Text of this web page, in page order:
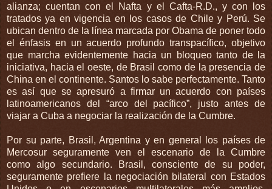
alianza; cuentan con el Nafta y el Cafta-R.D., y con los
tratados ya en vigencia en los casos de Chile y Perú. Se
ubican dentro de la línea marcada por Obama de poner todo
el énfasis en un acuerdo profundo transpacífico, objetivo
que marcha evidentemente hacia un bloqueo tanto de la
iniciativa, hacia el oeste, de Brasil como de la presencia de
China en el continente. Santos lo sabe perfectamente. Tanto
es así que se apresuró a firmar un acuerdo con países
latinoamericanos del “arco del pacífico”, justo antes de
viajar a Cuba a negociar la realización de la Cumbre.
Por su parte, Brasil, Argentina y en general los países de
Mercosur seguramente ven el escenario de la Cumbre
como algo secundario. Brasil, consciente de su poder,
seguramente prefiere la negociación bilateral con Estados